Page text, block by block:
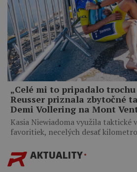
„Celé mi to pripadalo
Reusser priznala zbytočné
Demi Vollering na Mont
Kasia Niewiadoma využila taktické
favoritiek, necelých desať
AKTUALITY